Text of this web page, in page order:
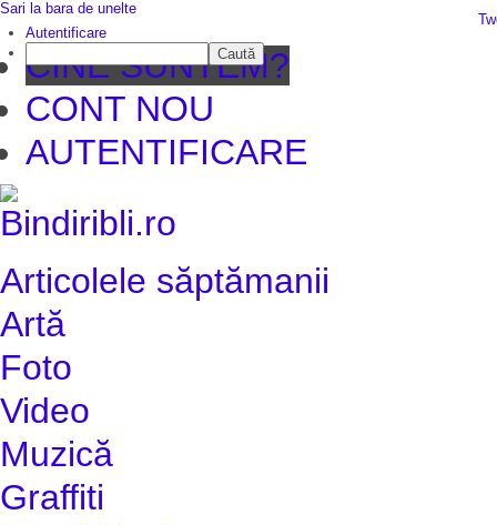
CINE SUNTEM?
CONT NOU
AUTENTIFICARE
Articolele săptămanii
Artă
Foto
Video
Muzică
Graffiti
Sari la bara de unelte
Autentificare
Caută